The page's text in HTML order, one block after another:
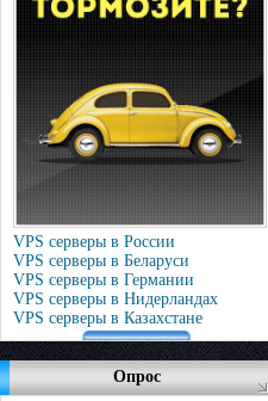
VPS серверы в России
VPS серверы в Беларуси
VPS серверы в Германии
VPS серверы в Нидерландах
VPS серверы в Казахстане
Опрос